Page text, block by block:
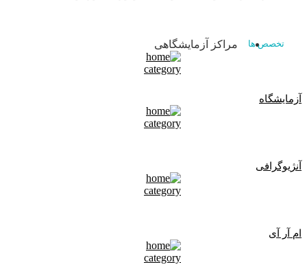
تخصص ها مراکز آزمایشگاهی
آزمایشگاه
آنژیوگرافی
ام آر آی